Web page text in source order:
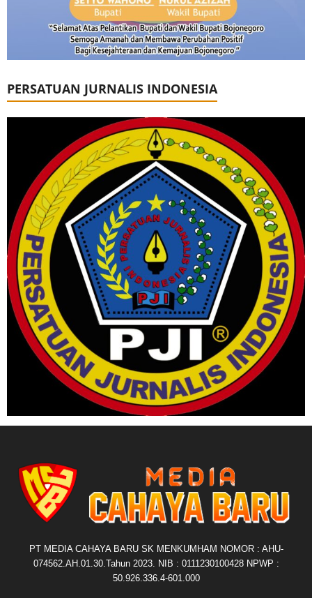
PERSATUAN JURNALIS INDONESIA
PT MEDIA CAHAYA BARU SK MENKUMHAM NOMOR : AHU-
074562.AH.01.30.Tahun 2023. NIB : 0111230100428 NPWP :
50.926.336.4-601.000